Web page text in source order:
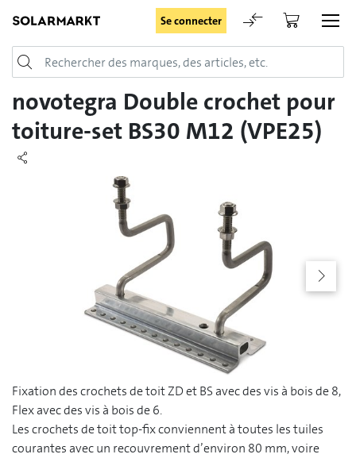
Se connecter
Login
Rester connecté
Se connecter
Oublié le mot de passe
Demande d'enregistrement pour login
novotegra Double crochet pour
toiture-set BS30 M12 (VPE25)
Fixation des crochets de toit ZD et BS avec des vis à bois de 8,
Flex avec des vis à bois de 6.
Les crochets de toit top-fix conviennent à toutes les tuiles
courantes avec un recouvrement d’environ 80 mm, voire